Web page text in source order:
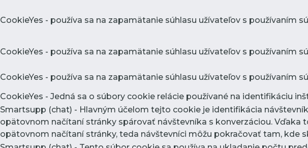
CookieYes - používa sa na zapamätanie súhlasu užívateľov s používaním
CookieYes - používa sa na zapamätanie súhlasu užívateľov s používaním
CookieYes - používa sa na zapamätanie súhlasu užívateľov s používaním
CookieYes - Jedná sa o súbory cookie relácie používané na identifikáciu
Smartsupp (chat) - Hlavným účelom tejto cookie je identifikácia
opätovnom načítaní stránky spárovať návštevníka s konverzáciou. Vďaka
opätovnom načítaní stránky, teda návštevníci môžu pokračovať tam, kde